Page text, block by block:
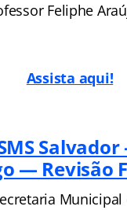
Feliphe
Assista aqui!
— Revisão
Municipal